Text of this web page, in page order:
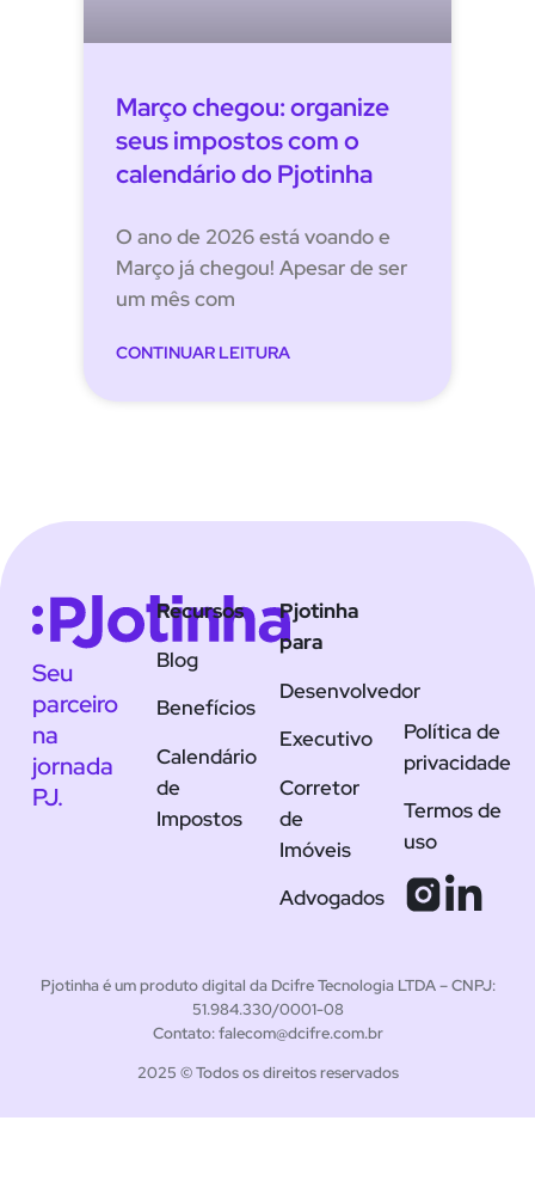
Março chegou: organize
seus impostos com o
calendário do Pjotinha
O ano de 2026 está voando e
Março já chegou! Apesar de ser
um mês com
CONTINUAR LEITURA
Seu
parceiro
na
jornada
PJ.
Recursos
Blog
Benefícios
Calendário
de
Impostos
Pjotinha
para
Desenvolvedor
Executivo
Corretor
de
Imóveis
Advogados
Política de
privacidade
Termos de
uso
Pjotinha é um produto digital da Dcifre Tecnologia LTDA – CNPJ:
51.984.330/0001-08
Contato: falecom@dcifre.com.br
2025 © Todos os direitos reservados